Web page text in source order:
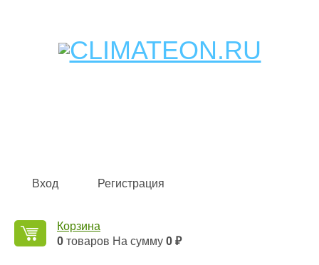
Кондиционеры и сплит-системы, газовые котлы,
Вход Регистрация
Корзина
0 товаров На сумму 0 ₽